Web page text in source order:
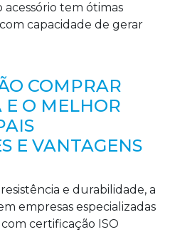
acessório tem ótimas
capacidade de gerar
COMPRAR
O MELHOR
E VANTAGENS
e durabilidade, a
empresas especializadas
certificação ISO